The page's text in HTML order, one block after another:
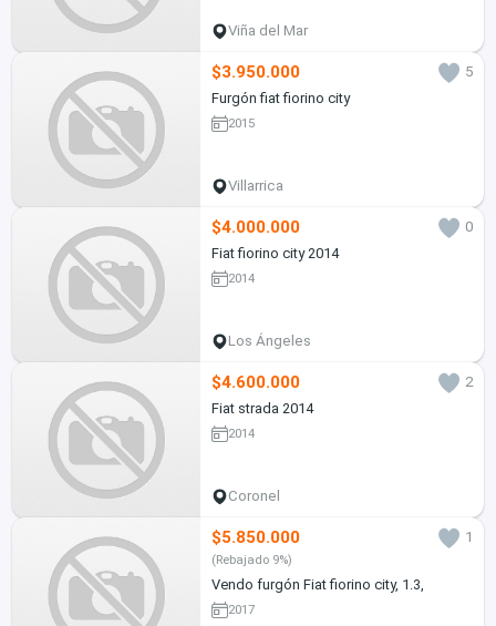
Viña del Mar
$3.950.000
5
Furgón fiat fiorino city
2015
Villarrica
$4.000.000
0
Fiat fiorino city 2014
2014
Los Ángeles
$4.600.000
2
Fiat strada 2014
2014
Coronel
$5.850.000 1
(Rebajado 9%)
Vendo furgón Fiat fiorino city, 1.3,
2017